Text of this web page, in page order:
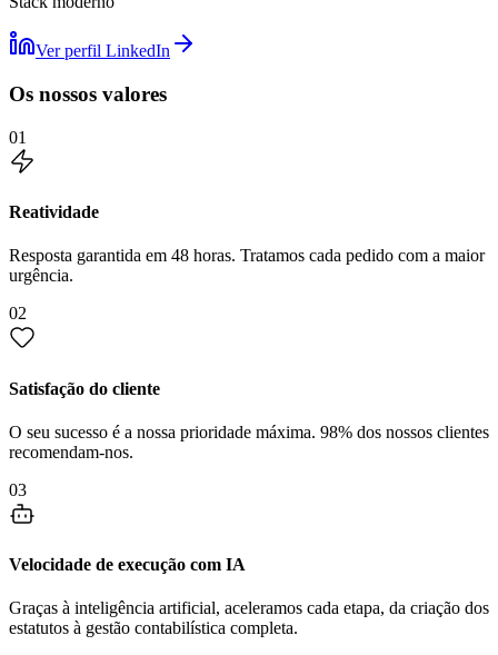
Ver perfil LinkedIn
Os nossos valores
01
Reatividade
Resposta garantida em 48 horas. Tratamos cada pedido com a maior
urgência.
02
Satisfação do cliente
O seu sucesso é a nossa prioridade máxima. 98% dos nossos clientes
recomendam-nos.
03
Velocidade de execução com IA
Graças à inteligência artificial, aceleramos cada etapa, da criação dos
estatutos à gestão contabilística completa.